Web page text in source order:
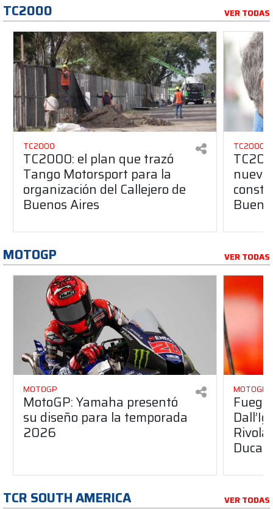
TC2000 VER TODAS
TC2000
TC2000: el plan que trazó
Tango Motorsport para la
organización del Callejero de
Buenos Aires
TC2000
MOTOGP VER TODAS
MOTOGP
MotoGP: Yamaha presentó
su diseño para la temporada
2026
MOTOGP
Ducati
TCR SOUTH AMERICA VER TODAS